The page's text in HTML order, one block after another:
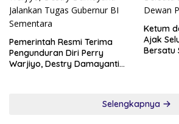
Pemerintah Resmi Terima
Pengunduran Diri Perry
Warjiyo, Destry Damayanti
Ketum
Ajak
Bersatu
Selengkapnya